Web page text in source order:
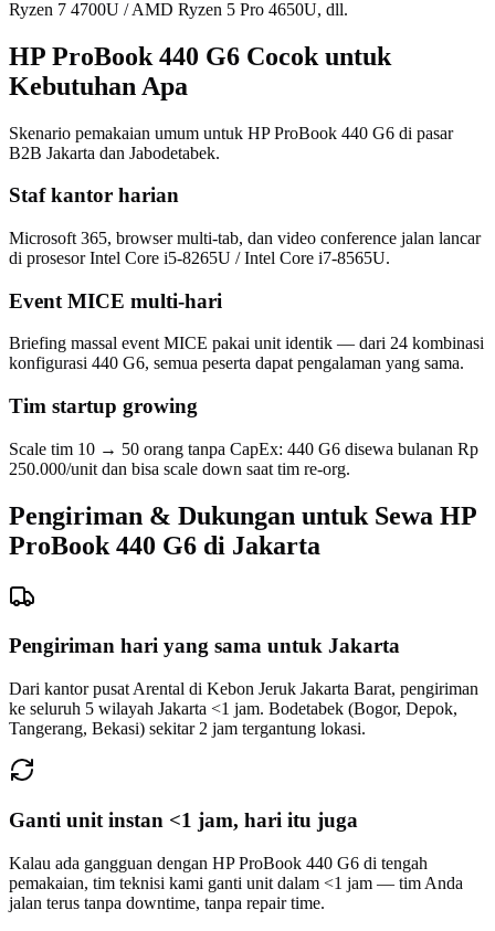
Ryzen 7 4700U / AMD Ryzen 5 Pro 4650U, dll.
HP ProBook 440 G6 Cocok untuk
Kebutuhan Apa
Skenario pemakaian umum untuk HP ProBook 440 G6 di pasar
B2B Jakarta dan Jabodetabek.
Staf kantor harian
Microsoft 365, browser multi-tab, dan video conference jalan lancar
di prosesor Intel Core i5-8265U / Intel Core i7-8565U.
Event MICE multi-hari
Briefing massal event MICE pakai unit identik — dari 24 kombinasi
konfigurasi 440 G6, semua peserta dapat pengalaman yang sama.
Tim startup growing
Scale tim 10 → 50 orang tanpa CapEx: 440 G6 disewa bulanan Rp
250.000/unit dan bisa scale down saat tim re-org.
Pengiriman & Dukungan untuk Sewa HP
ProBook 440 G6 di Jakarta
Pengiriman hari yang sama untuk Jakarta
Dari kantor pusat Arental di Kebon Jeruk Jakarta Barat, pengiriman
ke seluruh 5 wilayah Jakarta <1 jam. Bodetabek (Bogor, Depok,
Tangerang, Bekasi) sekitar 2 jam tergantung lokasi.
Ganti unit instan <1 jam, hari itu juga
Kalau ada gangguan dengan HP ProBook 440 G6 di tengah
pemakaian, tim teknisi kami ganti unit dalam <1 jam — tim Anda
jalan terus tanpa downtime, tanpa repair time.